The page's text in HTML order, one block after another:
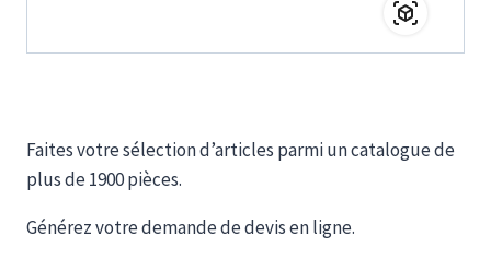
Faites votre sélection d’articles parmi un catalogue de
plus de 1900 pièces.
Générez votre demande de devis en ligne.